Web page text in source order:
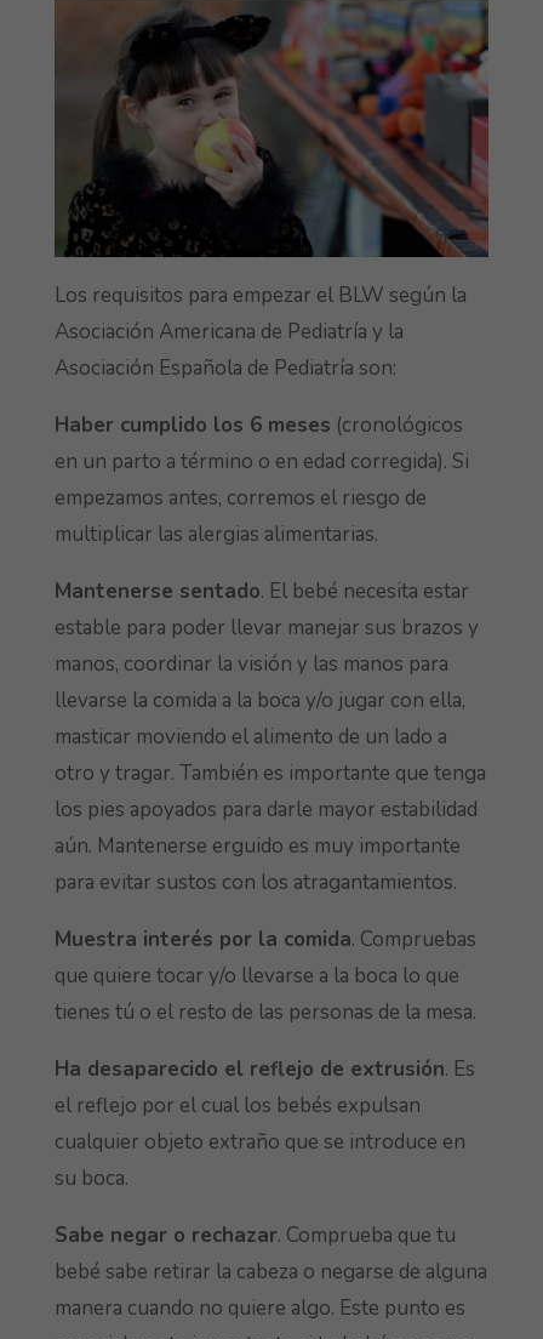
Los requisitos para empezar el BLW según la
Asociación Americana de Pediatría y la
Asociación Española de Pediatría son:
Haber cumplido los 6 meses (cronológicos
en un parto a término o en edad corregida). Si
empezamos antes, corremos el riesgo de
multiplicar las alergias alimentarias.
Mantenerse sentado. El bebé necesita estar
estable para poder llevar manejar sus brazos y
manos, coordinar la visión y las manos para
llevarse la comida a la boca y/o jugar con ella,
masticar moviendo el alimento de un lado a
otro y tragar. También es importante que tenga
los pies apoyados para darle mayor estabilidad
aún. Mantenerse erguido es muy importante
para evitar sustos con los atragantamientos.
Muestra interés por la comida. Compruebas
que quiere tocar y/o llevarse a la boca lo que
tienes tú o el resto de las personas de la mesa.
Ha desaparecido el reflejo de extrusión. Es
el reflejo por el cual los bebés expulsan
cualquier objeto extraño que se introduce en
su boca.
Sabe negar o rechazar. Comprueba que tu
bebé sabe retirar la cabeza o negarse de alguna
manera cuando no quiere algo. Este punto es